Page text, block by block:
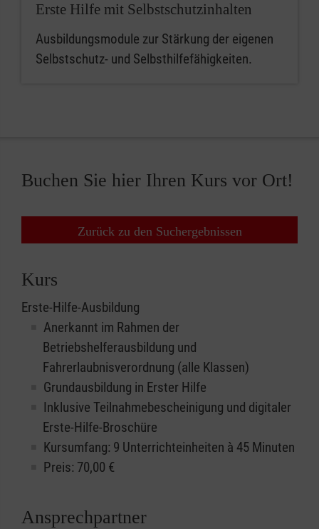
Erste Hilfe mit Selbstschutzinhalten
Ausbildungsmodule zur Stärkung der eigenen
Selbstschutz- und Selbsthilfefähigkeiten.
Buchen Sie hier Ihren Kurs vor Ort!
Zurück zu den Suchergebnissen
Kurs
Erste-Hilfe-Ausbildung
Anerkannt im Rahmen der
Betriebshelferausbildung und
Fahrerlaubnisverordnung (alle Klassen)
Grundausbildung in Erster Hilfe
Inklusive Teilnahmebescheinigung und digitaler
Erste-Hilfe-Broschüre
Kursumfang: 9 Unterrichteinheiten à 45 Minuten
Preis: 70,00 €
Ansprechpartner